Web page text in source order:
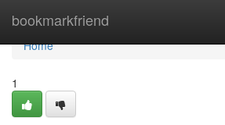
bookmarkfriend
Home
Home
1